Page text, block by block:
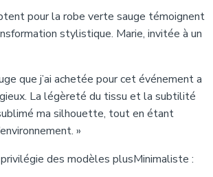
pour la robe verte sauge témoignent
stylistique. Marie, invitée à un
que j’ai achetée pour cet événement a
La légèreté du tissu et la subtilité
ma silhouette, tout en étant
»
des modèles plusMinimaliste :